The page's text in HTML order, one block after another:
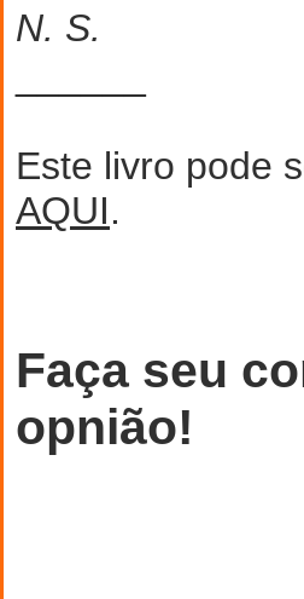
N. S.
Este livro pode
AQUI.
Faça seu
opnião!